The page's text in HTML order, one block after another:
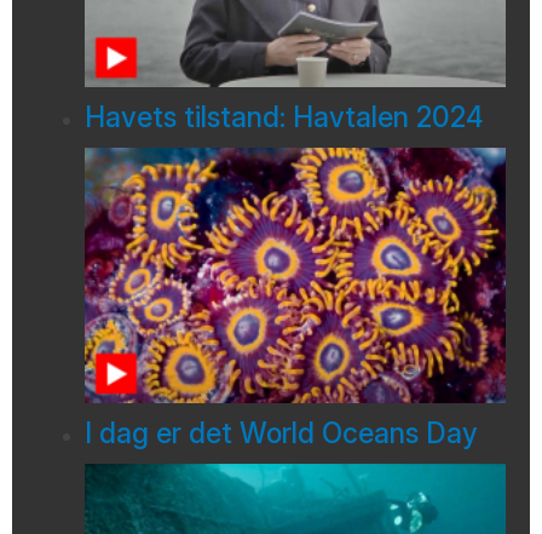
Havets tilstand: Havtalen 2024
I dag er det World Oceans Day